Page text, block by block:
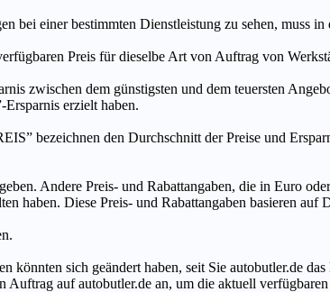
bei einer bestimmten Dienstleistung zu sehen, muss
Preis für dieselbe Art von Auftrag von
zwischen dem günstigsten und dem teuersten
erzielt haben.
bezeichnen den Durchschnitt der Preise und
Andere Preis- und Rabattangaben, die in Euro
haben. Diese Preis- und Rabattangaben basieren auf
könnten sich geändert haben, seit Sie autobutler.de
auf autobutler.de an, um die aktuell verfügbaren